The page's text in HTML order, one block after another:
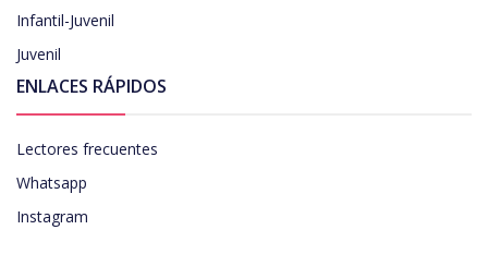
Infantil-Juvenil
Juvenil
ENLACES RÁPIDOS
Lectores frecuentes
Whatsapp
Instagram